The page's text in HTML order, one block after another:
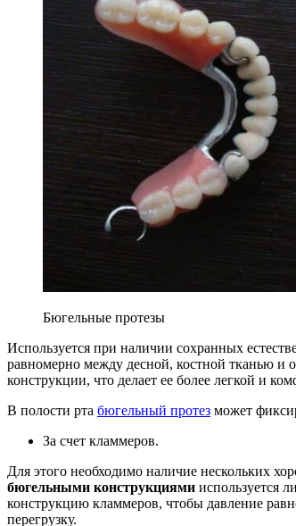
Бюгельные протезы
Используется при наличии сохранных
равномерно между десной, костной тканью и
конструкции, что делает ее более легкой и
В полости рта бюгельный протез может
За счет кламмеров.
Для этого необходимо наличие нескольких
бюгельными конструкциями используется
конструкцию кламмеров, чтобы давление
перегрузку.